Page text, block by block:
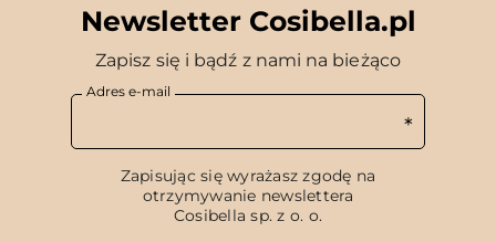
Newsletter Cosibella.pl
Zapisz się i bądź z nami na bieżąco
Adres e-mail
Zapisując się wyrażasz zgodę na
otrzymywanie newslettera
Cosibella sp. z o. o.